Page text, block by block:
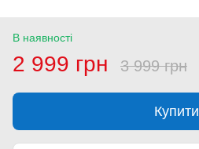
В наявності
2 999 грн 3 999 грн
Купити